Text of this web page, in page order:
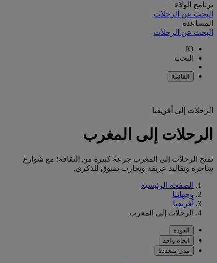
برنامج الولاء
البحث عن الرحلات
المساعدة
البحث عن الرحلات
JO
البحث
القائمة
الرحلات إلى أفريقيا
الرحلات إلى المغرب
تمنح الرحلات إلى المغرب جرعة كبيرة من الثقافة؛ مع شوارع
ساحرة وتقاليد عريقة وتجارب تسوق للذكرى.
الصفحة الرئيسية
وجهاتنا
أفريقيا
الرحلات إلى المغرب
العودة
اتجاه واحد
مدن متعددة